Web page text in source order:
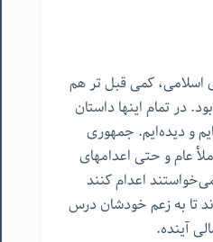
اسلامی، کمی قبل تر هم
در تمام اینها داستان
و دیده‌ایم. جمهوری
عام و حتی اعدامهای
اعدام کنند
تا به زعم خودشان درس
آینده.